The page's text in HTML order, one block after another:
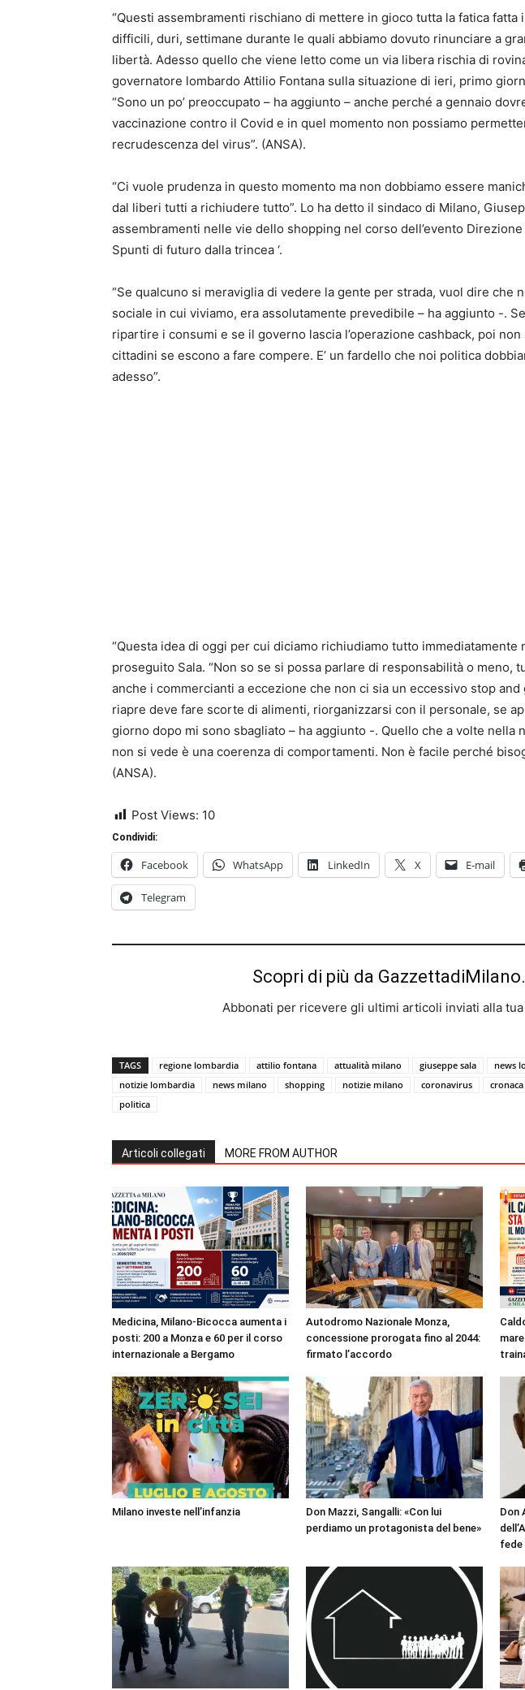
“Questi assembramenti rischiano di mettere in gioco tutta la fatica fatta
difficili, duri, settimane durante le quali abbiamo dovuto rinunciare a
libertà. Adesso quello che viene letto come un via libera rischia di
governatore lombardo Attilio Fontana sulla situazione di ieri, primo
“Sono un po’ preoccupato – ha aggiunto – anche perché a gennaio
vaccinazione contro il Covid e in quel momento non possiamo
recrudescenza del virus”. (ANSA).
“Ci vuole prudenza in questo momento ma non dobbiamo essere
dal liberi tutti a richiudere tutto”. Lo ha detto il sindaco di Milano,
assembramenti nelle vie dello shopping nel corso dell’evento Direzione
Spunti di futuro dalla trincea ‘.
“Se qualcuno si meraviglia di vedere la gente per strada, vuol dire che
sociale in cui viviamo, era assolutamente prevedibile – ha aggiunto -.
ripartire i consumi e se il governo lascia l’operazione cashback, poi
cittadini se escono a fare compere. E’ un fardello che noi politica
adesso”.
“Questa idea di oggi per cui diciamo richiudiamo tutto immediatamente
proseguito Sala. “Non so se si possa parlare di responsabilità o meno,
anche i commercianti a eccezione che non ci sia un eccessivo stop and
riapre deve fare scorte di alimenti, riorganizzarsi con il personale, se
giorno dopo mi sono sbagliato – ha aggiunto -. Quello che a volte nella
non si vede è una coerenza di comportamenti. Non è facile perché
(ANSA).
Post Views: 10
Condividi:
Facebook WhatsApp LinkedIn X E-mail
Telegram
Scopri di più da
Abbonati per ricevere gli ultimi articoli inviati alla
TAGS regione lombardia attilio fontana attualità milano giuseppe sala news
notizie lombardia
news milano shopping notizie milano coronavirus cronaca
politica
Articoli collegati MORE FROM AUTHOR
Medicina, Milano-Bicocca aumenta i
posti: 200 a Monza e 60 per il corso
internazionale a Bergamo
Autodromo Nazionale Monza,
concessione prorogata fino al 2044:
firmato l’accordo
Milano investe nell’infanzia
Don Mazzi, Sangalli: «Con lui
perdiamo un protagonista del bene»
Don
fede